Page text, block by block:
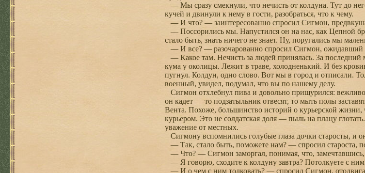
— Мы сразу смекнули, что нечисть от колдуна. Тут до
кучей и двинули к нему в гости, разобраться, что к чему.
— И что? — заинтересованно спросил Сигмон,
— Поссорились мы. Напустился он на нас, как Цепной
стало быть, знать ничего не знает. Ну, поругались мы
— И все? — разочарованно спросил Сигмон, ожидавший
— Какое там. Нечисть за людей принялась. За
кума у околицы. Лежит в траве, холодненький. И без
пугнул. Колдун, одно слово. Вот мы в город и отписали.
военный, увидел, подумал, что вы по нашему делу.
Сигмон отхлебнул пива и довольно прищурился:
он кадет — то подзатыльник отвесят, то мыть полы
Вента. Похоже, большинство историй о курьерской
курьером. Это не солдатская доля — пыль на плацу
уважение от местных.
Сигмону вспомнились голубые глаза дочки старосты, и
— Так, стало быть, поможете нам? — спросил староста,
— Что? — Сигмон заморгал, понимая, что, замечтавшись,
— Я говорю, сходите к колдуну завтра? Потолкуете с
— И о чем с ним толковать? — спросил Сигмон,